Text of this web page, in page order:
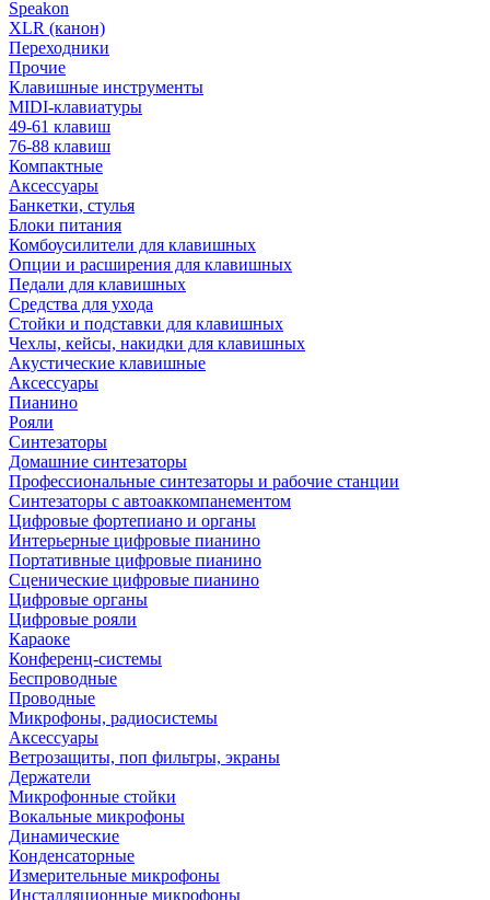
Speakon
XLR (канон)
Переходники
Прочие
Клавишные инструменты
MIDI-клавиатуры
49-61 клавиш
76-88 клавиш
Компактные
Аксессуары
Банкетки, стулья
Блоки питания
Комбоусилители для клавишных
Опции и расширения для клавишных
Педали для клавишных
Средства для ухода
Стойки и подставки для клавишных
Чехлы, кейсы, накидки для клавишных
Акустические клавишные
Аксессуары
Пианино
Рояли
Синтезаторы
Домашние синтезаторы
Профессиональные синтезаторы и рабочие станции
Синтезаторы с автоаккомпанементом
Цифровые фортепиано и органы
Интерьерные цифровые пианино
Портативные цифровые пианино
Сценические цифровые пианино
Цифровые органы
Цифровые рояли
Караоке
Конференц-системы
Беспроводные
Проводные
Микрофоны, радиосистемы
Аксессуары
Ветрозащиты, поп фильтры, экраны
Держатели
Микрофонные стойки
Вокальные микрофоны
Динамические
Конденсаторные
Измерительные микрофоны
Инсталляционные микрофоны